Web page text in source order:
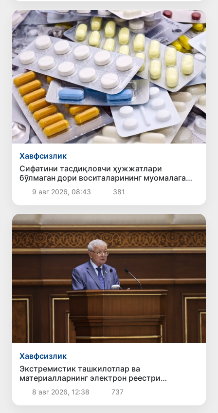
Хавфсизлик
Сифатини тасдиқловчи ҳужжатлари
бўлмаган дори воситаларининг муомалага
киритилишининг олди олинди
9 авг 2026, 08:43 381
Хавфсизлик
Экстремистик ташкилотлар ва
материалларнинг электрон реестри
юритилади
8 авг 2026, 12:38 737